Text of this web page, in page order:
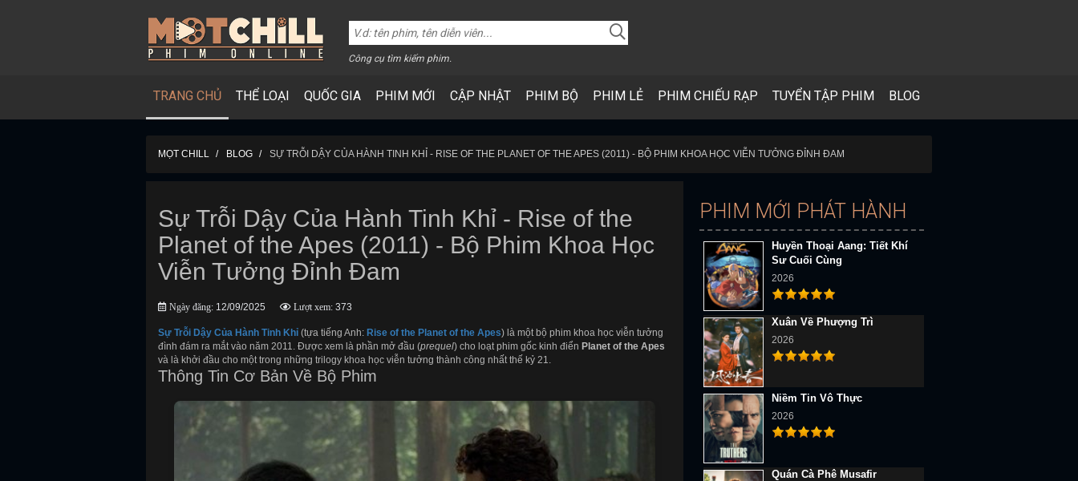
Công cụ tìm kiếm phim.
TRANG CHỦ THỂ LOẠI QUỐC GIA PHIM MỚI CẬP NHẬT PHIM BỘ PHIM LẺ PHIM CHIẾU RẠP TUYỂN TẬP PHIM BLOG
MỌT CHILL BLOG SỰ TRỖI DẬY CỦA HÀNH TINH KHỈ - RISE OF THE PLANET OF THE APES (2011) - BỘ PHIM KHOA HỌC VIỄN TƯỞNG ĐỈNH ĐAM
Sự Trỗi Dậy Của Hành Tinh Khỉ - Rise of the
Planet of the Apes (2011) - Bộ Phim Khoa Học
Viễn Tưởng Đỉnh Đam
Ngày đăng: 12/09/2025 Lượt xem: 373
Sự Trỗi Dậy Của Hành Tinh Khỉ (tựa tiếng Anh: Rise of the Planet of the Apes) là một bộ phim khoa học viễn tưởng
đình đám ra mắt vào năm 2011. Được xem là phần mở đầu (prequel) cho loạt phim gốc kinh điển Planet of the Apes
và là khởi đầu cho một trong những trilogy khoa học viễn tưởng thành công nhất thế kỷ 21.
Thông Tin Cơ Bản Về Bộ Phim
PHIM MỚI PHÁT HÀNH
Huyền Thoại Aang: Tiết Khí
Sư Cuối Cùng
2026
Xuân Về Phượng Trì
2026
Niềm Tin Vô Thực
2026
Quán Cà Phê Musafir